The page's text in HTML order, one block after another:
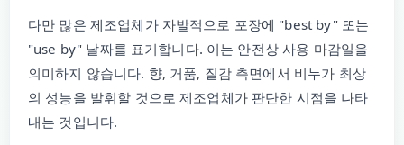
다만 많은 제조업체가 자발적으로 포장에 "best by" 또는
"use by" 날짜를 표기합니다. 이는 안전상 사용 마감일을
의미하지 않습니다. 향, 거품, 질감 측면에서 비누가 최상
의 성능을 발휘할 것으로 제조업체가 판단한 시점을 나타
내는 것입니다.